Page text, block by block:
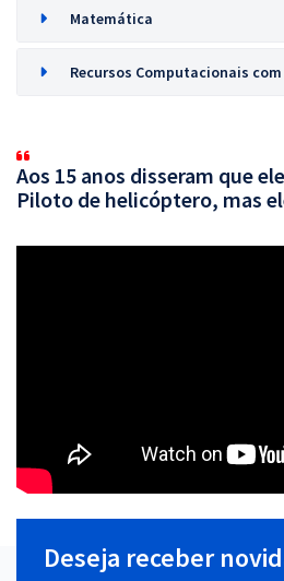
Matemática
Recursos Computacionais
Aos 15 anos disseram que
Piloto de helicóptero, mas
Deseja receber